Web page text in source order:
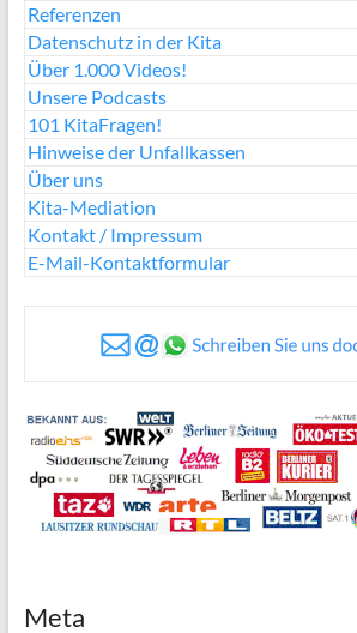
Referenzen
Datenschutz in der Kita
Über 1.000 Videos!
Unsere Podcasts
101 KitaFragen!
Hinweise der Unfallkassen
Über uns
Kita-Mediation
Kontakt / Impressum
E-Mail-Kontaktformular
Meta